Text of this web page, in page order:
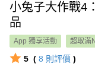
小兔子大作戰4
品
App 獨享活動 超取滿
5 ( 8 則評價 )